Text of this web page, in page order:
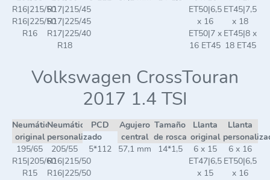
R16|215/50
R16|225/50
R16
R17|215/45
R17|225/45
R17|225/40
R18
ET50|6,5
x 16
ET50|7 x
16 ET45
ET45|7,5
x 18
ET45|8 x
18 ET45
Volkswagen CrossTouran
2017 1.4 TSI
Neumático
original
Neumático
personalizado
PCD
Agujero
central
Tamaño
de rosca
Llanta
original
Llanta
195/65
R15|205/60
R15
205/55
R16|215/50
R16|225/50
5*112 57,1 mm 14*1,5
6 x 15
ET47|6,5
x 15
6 x 16
ET50|6,5
x 16